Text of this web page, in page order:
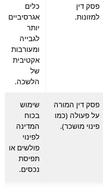
פסק דין
למזונות.
כלים
אגרסיביים
יותר
לגבייה
ומעורבות
אקטיבית
של
הלשכה.
פסק דין המורה
על פעולה (כמו
פינוי מושכר).
שימוש
בכוח
המדינה
לפינוי
פולשים או
תפיסת
נכסים.